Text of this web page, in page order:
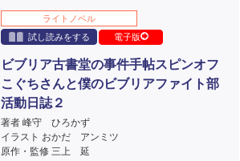
ライトノベル
試し読みをする
電子版
ビブリア古書堂の事件手帖スピンオフ
こぐちさんと僕のビブリアファイト部
活動日誌２
著者 峰守 ひろかず
イラスト おかだ アンミツ
原作・監修 三上 延